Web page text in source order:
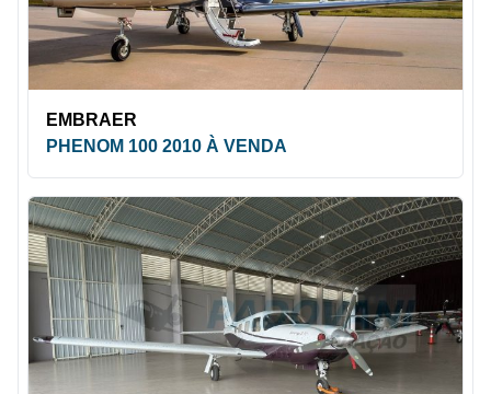
EMBRAER
PHENOM 100 2010 À VENDA